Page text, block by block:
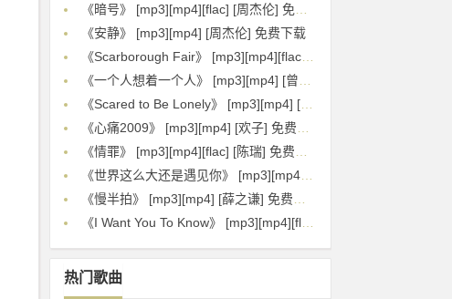
《暗号》 [mp3][mp4][flac] [周杰伦] 免费下载
《安静》 [mp3][mp4] [周杰伦] 免费下载
《Scarborough Fair》 [mp3][mp4][flac] [Sarah Brightman] 免费下载
《一个人想着一个人》 [mp3][mp4] [曾沛慈] 免费下载
《Scared to Be Lonely》 [mp3][mp4] [Martin Garrix][Dua Lipa] 免费下载
《心痛2009》 [mp3][mp4] [欢子] 免费下载
《情罪》 [mp3][mp4][flac] [陈瑞] 免费下载
《世界这么大还是遇见你》 [mp3][mp4] [程响] 免费下载
《慢半拍》 [mp3][mp4] [薛之谦] 免费下载
《I Want You To Know》 [mp3][mp4][flac] [Zedd][Selena Gomez] 免费下载
热门歌曲